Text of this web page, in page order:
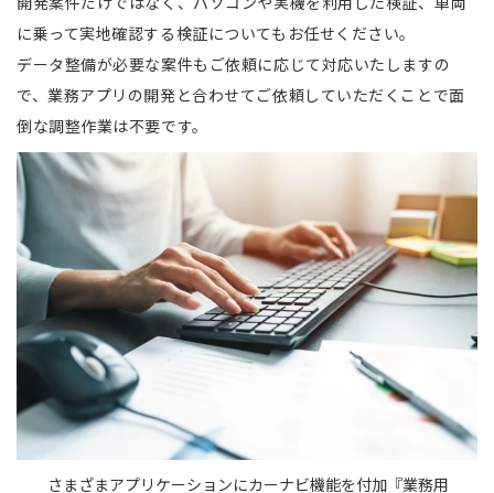
に乗って実地確認する検証についてもお任せください。
データ整備が必要な案件もご依頼に応じて対応いたしますの
で、業務アプリの開発と合わせてご依頼していただくことで面
倒な調整作業は不要です。
さまざまアプリケーションにカーナビ機能を付加『業務用